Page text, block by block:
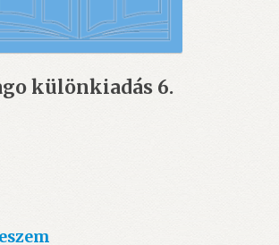
különkiadás 6.